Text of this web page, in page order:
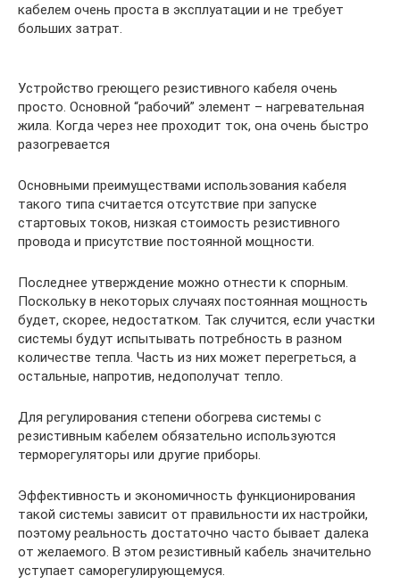
кабелем очень проста в эксплуатации и не требует
больших затрат.
Устройство греющего резистивного кабеля очень
просто. Основной “рабочий” элемент – нагревательная
жила. Когда через нее проходит ток, она очень быстро
разогревается
Основными преимуществами использования кабеля
такого типа считается отсутствие при запуске
стартовых токов, низкая стоимость резистивного
провода и присутствие постоянной мощности.
Последнее утверждение можно отнести к спорным.
Поскольку в некоторых случаях постоянная мощность
будет, скорее, недостатком. Так случится, если участки
системы будут испытывать потребность в разном
количестве тепла. Часть из них может перегреться, а
остальные, напротив, недополучат тепло.
Для регулирования степени обогрева системы с
резистивным кабелем обязательно используются
терморегуляторы или другие приборы.
Эффективность и экономичность функционирования
такой системы зависит от правильности их настройки,
поэтому реальность достаточно часто бывает далека
от желаемого. В этом резистивный кабель значительно
уступает саморегулирующемуся.